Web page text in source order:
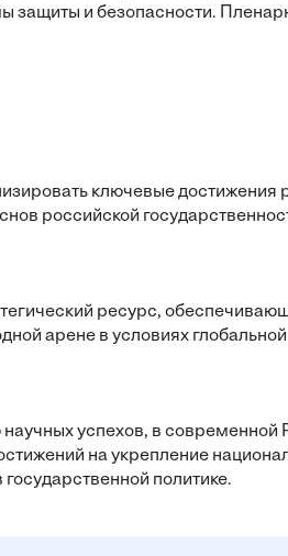
защиты и безопасности.
ключевые достижения
российской
ресурс,
арене в условиях
успехов, в
на укрепление
политике.